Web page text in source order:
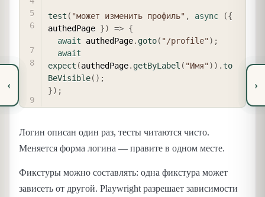
‹
test ( "может изменить профиль" , async ({
authedPage }) => {
await authedPage. goto( "/profile") ;
await
expect (authedPage. getByLabel ( "Имя") ) .to
BeVisible( ) ;
}) ;
Логин описан один раз, тесты читаются чисто.
Меняется форма логина — правите в одном месте.
Фикстуры можно составлять: одна фикстура может
зависеть от другой. Playwright разрешает зависимости
›